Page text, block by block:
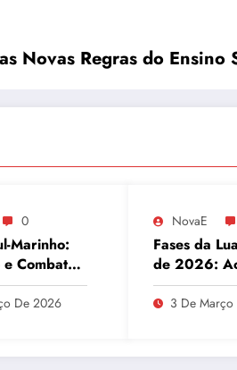
Novas Regras do
0
Marinho:
Combate
Físicas
De 2026
NovaE
Fases da
de 2026:
o Ciclo
3 De